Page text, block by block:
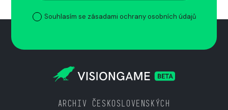
Souhlasím se zásadami ochrany osobních údajů
ARCHIV ČESKOSLOVENSKÝCH